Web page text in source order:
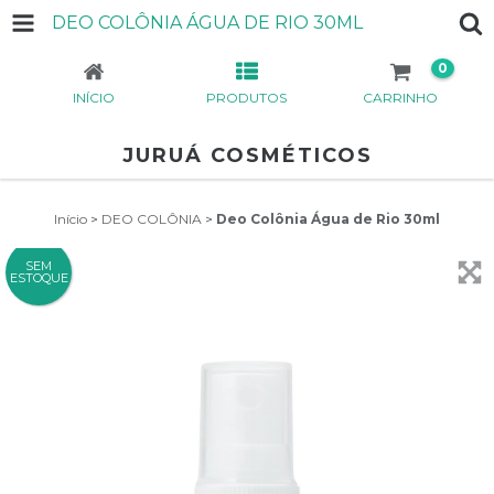
DEO COLÔNIA ÁGUA DE RIO 30ML
INÍCIO PRODUTOS CARRINHO
0
JURUÁ COSMÉTICOS
Início > DEO COLÔNIA > Deo Colônia Água de Rio 30ml
SEM
ESTOQUE